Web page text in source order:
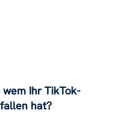
Ihr TikTok-
hat?